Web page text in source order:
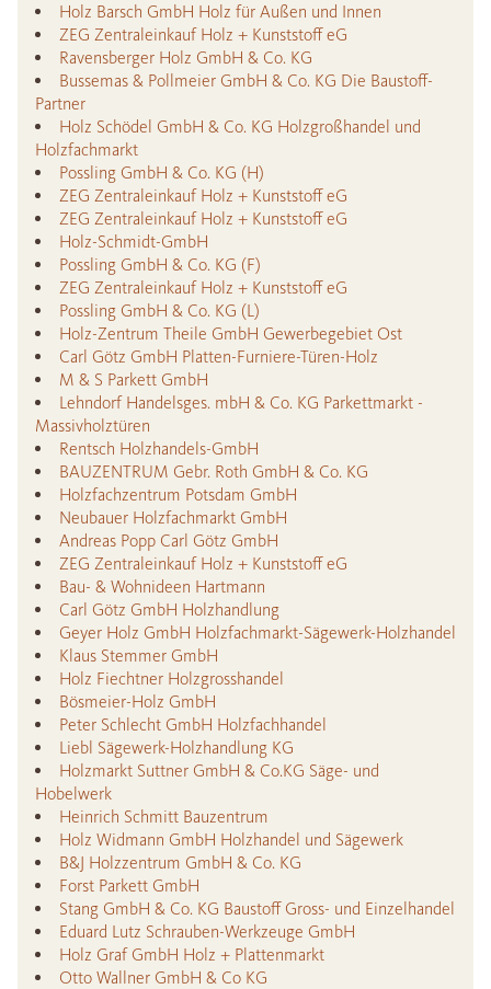
Holz Barsch GmbH Holz für Außen und Innen
ZEG Zentraleinkauf Holz + Kunststoff eG
Ravensberger Holz GmbH & Co. KG
Bussemas & Pollmeier GmbH & Co. KG Die Baustoff-
Partner
Holz Schödel GmbH & Co. KG Holzgroßhandel und
Holzfachmarkt
Possling GmbH & Co. KG (H)
ZEG Zentraleinkauf Holz + Kunststoff eG
ZEG Zentraleinkauf Holz + Kunststoff eG
Holz-Schmidt-GmbH
Possling GmbH & Co. KG (F)
ZEG Zentraleinkauf Holz + Kunststoff eG
Possling GmbH & Co. KG (L)
Holz-Zentrum Theile GmbH Gewerbegebiet Ost
Carl Götz GmbH Platten-Furniere-Türen-Holz
M & S Parkett GmbH
Lehndorf Handelsges. mbH & Co. KG Parkettmarkt -
Massivholztüren
Rentsch Holzhandels-GmbH
BAUZENTRUM Gebr. Roth GmbH & Co. KG
Holzfachzentrum Potsdam GmbH
Neubauer Holzfachmarkt GmbH
Andreas Popp Carl Götz GmbH
ZEG Zentraleinkauf Holz + Kunststoff eG
Bau- & Wohnideen Hartmann
Carl Götz GmbH Holzhandlung
Geyer Holz GmbH Holzfachmarkt-Sägewerk-Holzhandel
Klaus Stemmer GmbH
Holz Fiechtner Holzgrosshandel
Bösmeier-Holz GmbH
Peter Schlecht GmbH Holzfachhandel
Liebl Sägewerk-Holzhandlung KG
Holzmarkt Suttner GmbH & Co.KG Säge- und
Hobelwerk
Heinrich Schmitt Bauzentrum
Holz Widmann GmbH Holzhandel und Sägewerk
B&J Holzzentrum GmbH & Co. KG
Forst Parkett GmbH
Stang GmbH & Co. KG Baustoff Gross- und Einzelhandel
Eduard Lutz Schrauben-Werkzeuge GmbH
Holz Graf GmbH Holz + Plattenmarkt
Otto Wallner GmbH & Co KG